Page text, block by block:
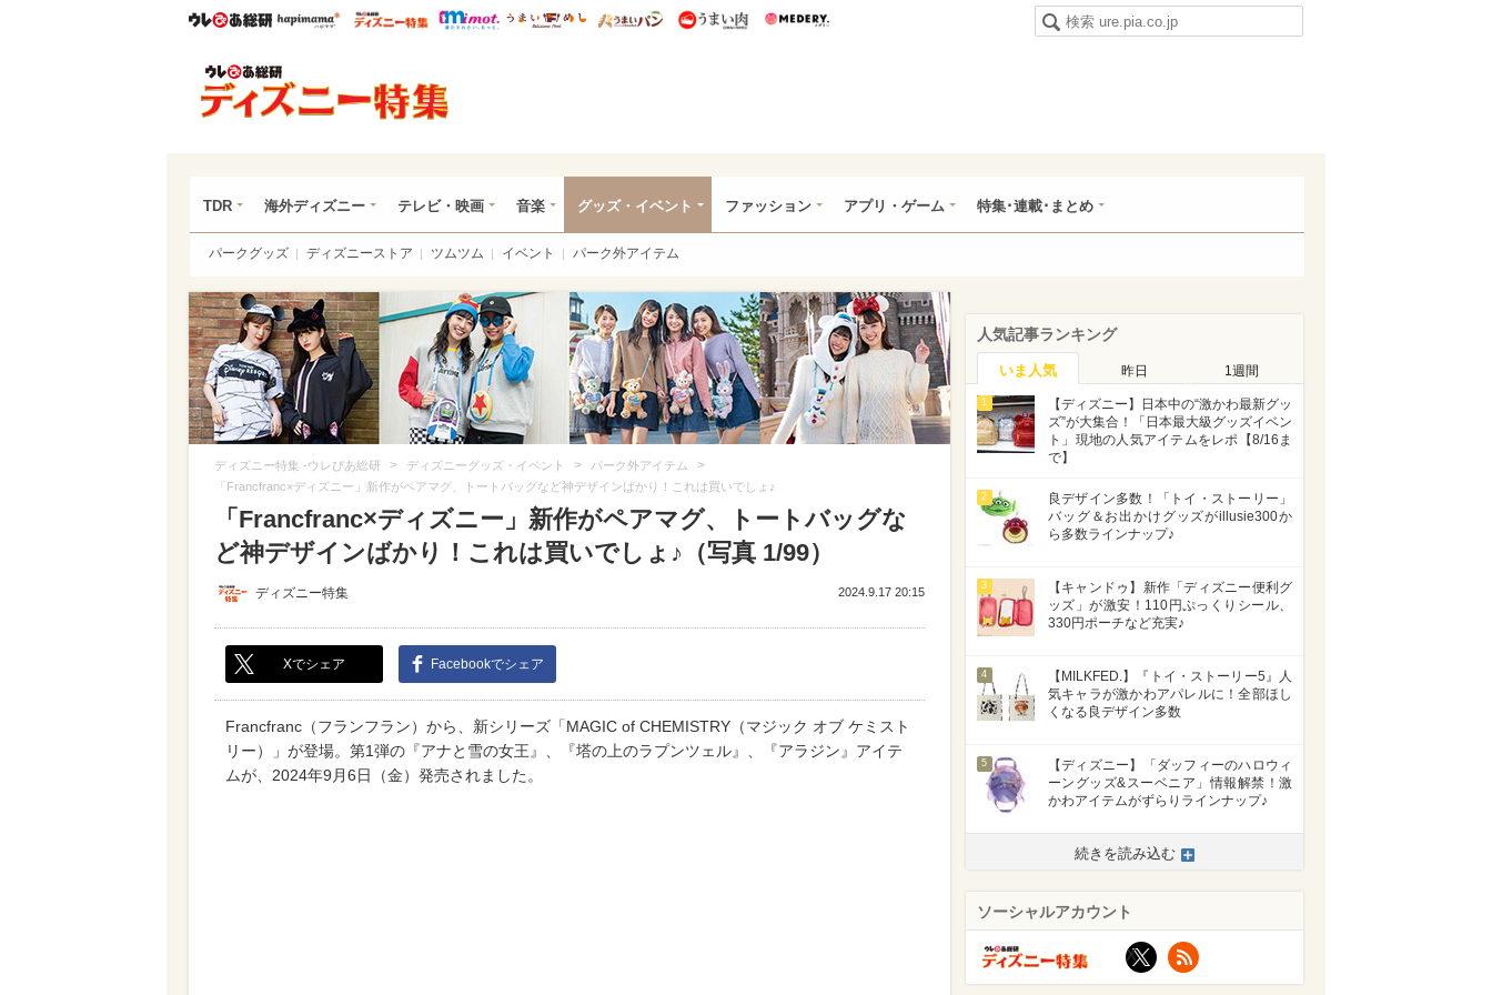
ウレぴあ総研ハピママ* ウレぴあ総研 ディズニー特集
mimot. うまいめし うまいパン うまい肉
TDR 海外ディズニー テレビ・映画 音楽 グッズ・イベント ファッション アプリ・ゲーム 特集･連載･まとめ
パークグッズ ディズニーストア ツムツム イベント パーク外アイテム
ディズニー特集 -ウレぴあ総研 > ディズニーグッズ・イベント > パーク外アイテム >
「Francfranc×ディズニー」新作がペアマグ、トートバッグなど神デザインばかり！これは買いでしょ♪
「Francfranc×ディズニー」新作がペアマグ、トートバッグな
ど神デザインばかり！これは買いでしょ♪（写真 1/99）
ディズニー特集 2024.9.17 20:15
Xでシェア Facebookでシェア
Francfranc（フランフラン）から、新シリーズ「MAGIC of CHEMISTRY（マジック オブ ケミスト
リー）」が登場。第1弾の『アナと雪の女王』、『塔の上のラプンツェル』、『アラジン』アイテ
ムが、2024年9月6日（金）発売されました。
人気記事ランキング
いま人気 昨日 1週間
1
【ディズニー】日本中の“激かわ最新グッ
ズ”が大集合！「日本最大級グッズイベン
ト」現地の人気アイテムをレポ【8/16ま
で】
2
良デザイン多数！「トイ・ストーリー」
バッグ＆お出かけグッズがillusie300か
ら多数ラインナップ♪
3
【キャンドゥ】新作「ディズニー便利グ
ッズ」が激安！110円ぷっくりシール、
330円ポーチなど充実♪
4
【MILKFED.】『トイ・ストーリー5』人
気キャラが激かわアパレルに！全部ほし
くなる良デザイン多数
5
【ディズニー】「ダッフィーのハロウィ
ーングッズ&スーベニア」情報解禁！激
かわアイテムがずらりラインナップ♪
続きを読み込む
ソーシャルアカウント
X